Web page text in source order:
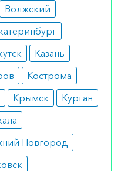
кровотечения;
Волжский
Казань
Кострома
Крымск
Курган
Новгород